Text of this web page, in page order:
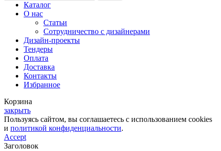
Каталог
О нас
Статьи
Сотрудничество с дизайнерами
Дизайн-проекты
Тендеры
Оплата
Доставка
Контакты
Избранное
Корзина
закрыть
Пользуясь сайтом, вы соглашаетесь с использованием cookies
и политикой конфиденциальности.
Accept
Заголовок